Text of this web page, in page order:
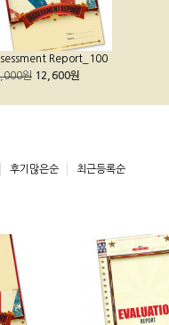
Report_100
원 12,600원
후기많은순 최근등록순